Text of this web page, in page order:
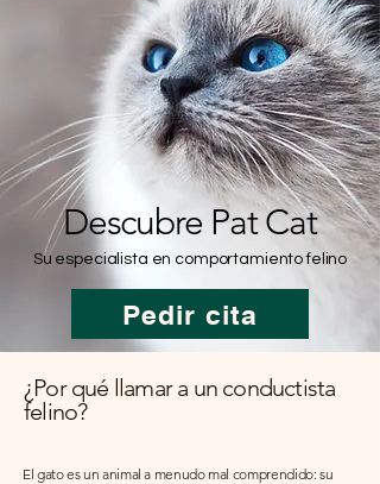
Descubre Pat Cat
Su especialista en comportamiento felino
Pedir cita
¿Por qué llamar a un conductista
felino?
El gato es un animal a menudo mal comprendido: su